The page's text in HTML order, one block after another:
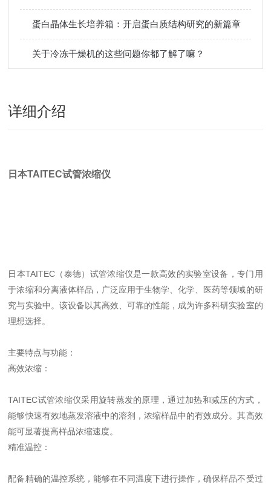
蛋白晶体生长培养箱：开启蛋白质结构研究的新篇章
关于冷冻干燥机的这些问题你都了解了嘛？
详细介绍
日本TAITEC试管浓缩仪
日本TAITEC（泰德）试管浓缩仪是一款高效的实验室设备，专门用
于浓缩和分离液体样品，广泛应用于生物学、化学、医药等领域的研
究与实验中。该设备以其高效、可靠的性能，成为许多科研实验室的
理想选择。
主要特点与功能：
高效浓缩：
TAITEC试管浓缩仪采用旋转蒸发的原理，通过加热和减压的方式，
能够快速有效地蒸发溶液中的溶剂，浓缩样品中的有效成分。其高效
能可显著提高样品浓缩速度。
精准温控：
配备精确的温控系统，能够在不同温度下进行操作，确保样品不受过